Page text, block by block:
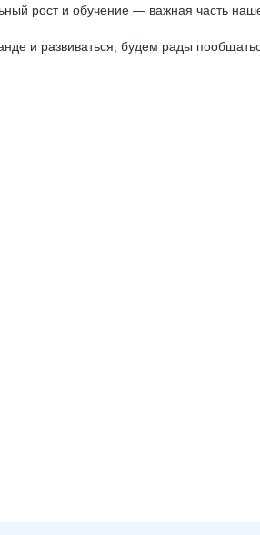
рост и обучение — важная часть
и развиваться, будем рады